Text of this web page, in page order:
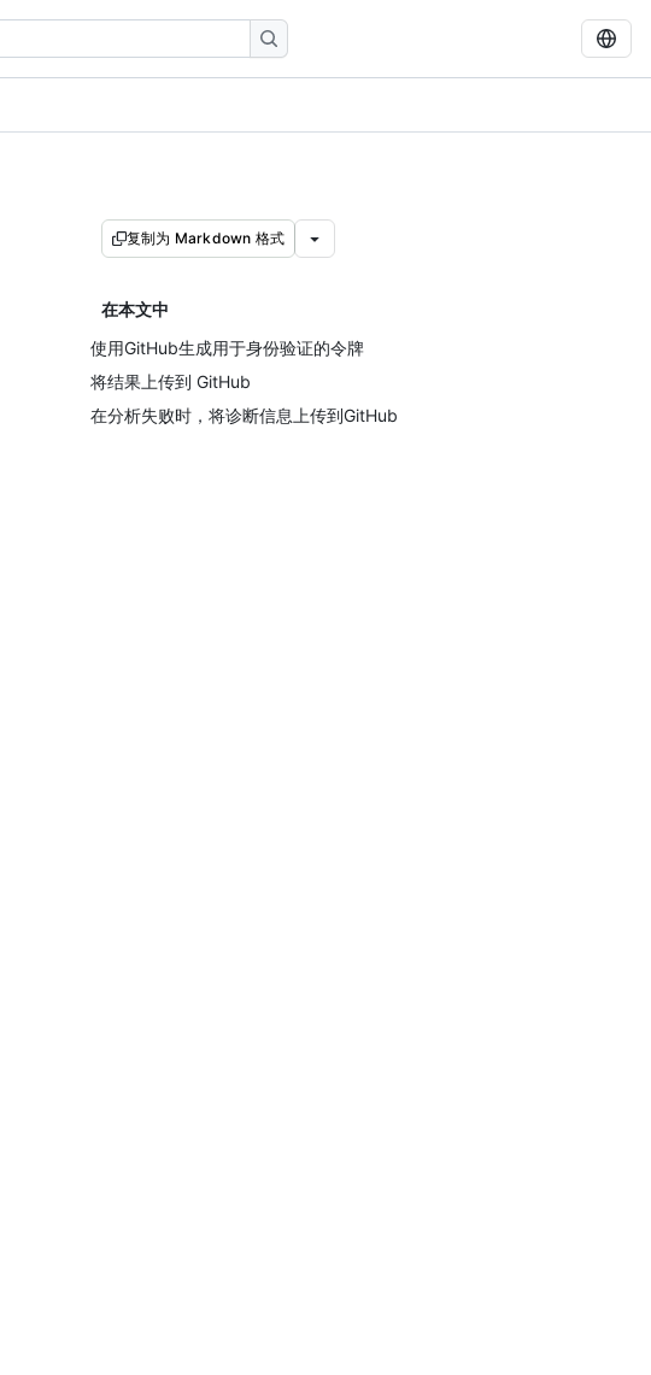
复制为 Markdown 格式
在本文中
使用GitHub生成用于身份验证的令牌
将结果上传到 GitHub
在分析失败时，将诊断信息上传到GitHub